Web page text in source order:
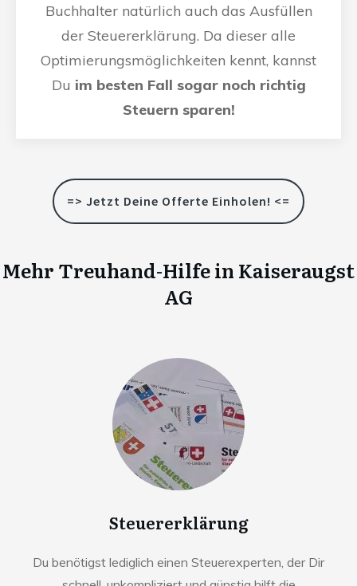
Buchhalter natürlich auch das Ausfüllen
der Steuererklärung. Da dieser alle
Optimierungsmöglichkeiten kennt, kannst
Du im besten Fall sogar noch richtig
Steuern sparen!
=> Jetzt Deine Offerte Einholen! <=
Mehr Treuhand-Hilfe in Kaiseraugst
AG
Steuererklärung
Du benötigst lediglich einen Steuerexperten, der Dir